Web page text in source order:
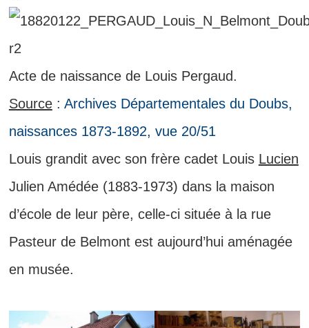
Acte de naissance de Louis Pergaud.
Source: Archives Départementales du Doubs,
naissances 1873-1892, vue 20/51
Louis grandit avec son frère cadet Louis Lucien
Julien Amédée (1883-1973) dans la maison
d’école de leur père, celle-ci située à la rue
Pasteur de Belmont est aujourd’hui aménagée
en musée.